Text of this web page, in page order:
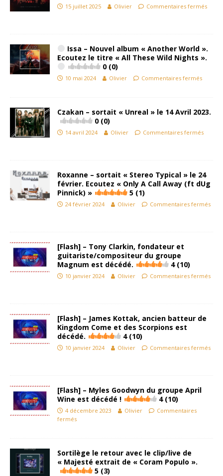
15 juillet 2025 Olivier Commentaires fermés
Issa – Nouvel album « Another World ».
Ecoutez le titre « All These Wild Nights ».
0 (0)
10 mai 2024 Olivier Commentaires fermés
Czakan – sortait « Unreal » le 14 Avril 2023.
0 (0)
14 avril 2024 Olivier Commentaires fermés
Roxanne – sortait « Stereo Typical » le 24
février. Ecoutez « Only A Call Away (ft dUg
Pinnick) »
5 (1)
24 février 2024 Olivier Commentaires fermés
[Flash] – Tony Clarkin, fondateur et
guitariste/compositeur du groupe
Magnum est décédé.
4 (10)
10 janvier 2024 Olivier Commentaires fermés
[Flash] – James Kottak, ancien batteur de
Kingdom Come et des Scorpions est
décédé.
4 (10)
10 janvier 2024 Olivier Commentaires fermés
[Flash] – Myles Goodwyn du groupe April
Wine est décédé !
4 (10)
4 décembre 2023 Olivier
Commentaires
fermés
Sortilège le retour avec le clip/live de
« Majesté extrait de « Coram Populo ».
5 (3)